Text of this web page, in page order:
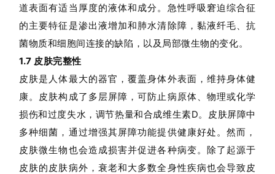
道表面有适当厚度的液体和成分。急性呼吸窘迫综合征
的主要特征是渗出液增加和肺水清除障，黏液纤毛、抗
菌物质和细胞间连接的缺陷，以及局部微生物的变化。
1.7 皮肤完整性
皮肤是人体最大的器官，覆盖身体外表面，维持身体健
康。皮肤构成了多层屏障，可防止病原体、物理或化学
损伤和过度失水，调节热量和合成维生素D。皮肤屏障中
多种细菌，通过增强其屏障功能提供健康好处。然而，
皮肤微生物也会造成损害并促进各种病变。除了起源于
皮肤的皮肤病外，衰老和大多数全身性疾病也会导致皮